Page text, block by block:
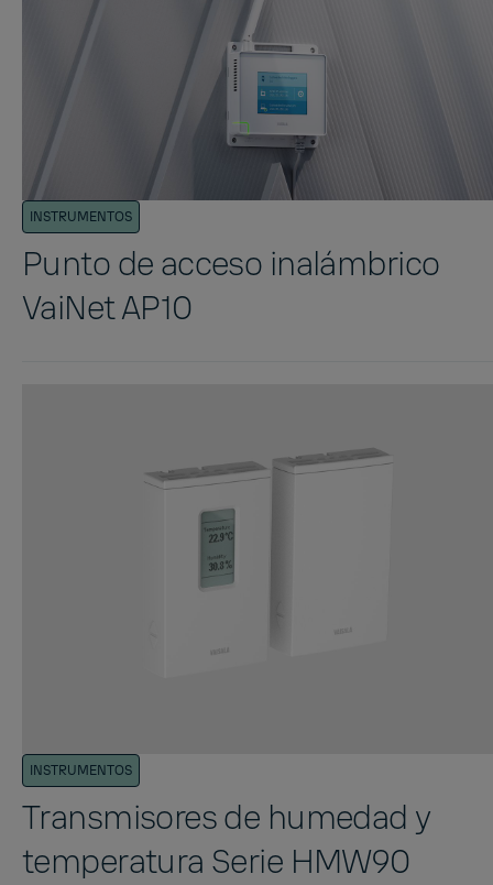
INSTRUMENTOS
Punto de acceso inalámbrico
VaiNet AP10
INSTRUMENTOS
Transmisores de humedad y
temperatura Serie HMW90